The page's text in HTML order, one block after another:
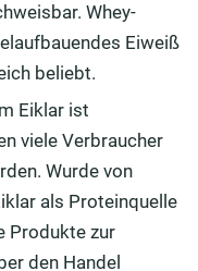
Whey-
Eiweiß
beliebt.
Eiklar ist
viele Verbraucher
Wurde von
als Proteinquelle
Produkte zur
den Handel